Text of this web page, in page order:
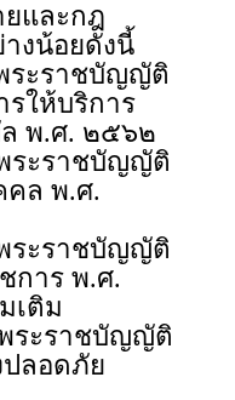
และกฎ
างน้อยดังนี้
ชบัญญัติ
รให้บริการ
พ.ศ. ๒๕๖๒
ชบัญญัติ
ล พ.ศ.
ชบัญญัติ
การ พ.ศ.
เติม
ชบัญญัติ
ลอดภัย